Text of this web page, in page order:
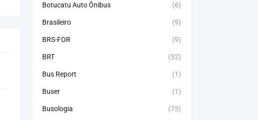
Botucatu Auto Ônibus (6)
Brasileiro (9)
BRS-FOR (9)
BRT (52)
Bus Report (1)
Buser (1)
Busologia (73)